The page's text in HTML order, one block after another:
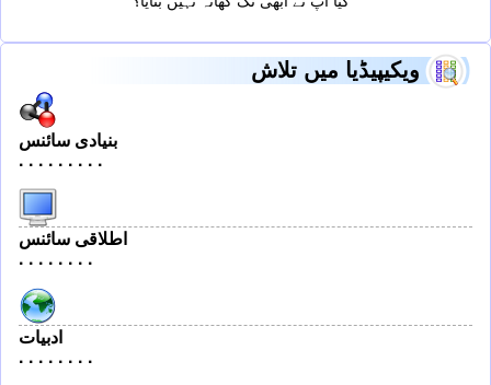
ویکیپیڈیا میں تلاش
بنیادی سائنس
· · · · · · · · ·
اطلاقی سائنس
· · · · · · · ·
ادبیات
· · · · · · · ·